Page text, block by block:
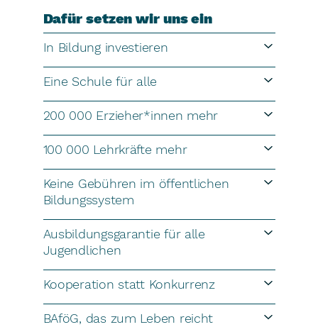
Dafür setzen wir uns ein
In Bildung investieren
Eine Schule für alle
200 000 Erzieher*innen mehr
100 000 Lehrkräfte mehr
Keine Gebühren im öffentlichen
Bildungssystem
Ausbildungsgarantie für alle
Jugendlichen
Kooperation statt Konkurrenz
BAföG, das zum Leben reicht